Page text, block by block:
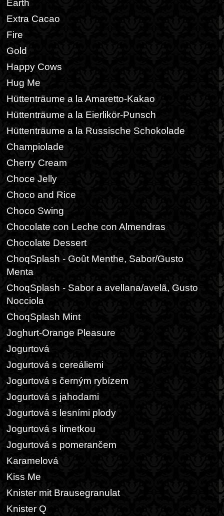
Earth
Extra Cacao
Fire
Gold
Happy Cows
Hug Me
Hüttenträume a la Amaretto-Kakao
Hüttenträume a la Eierlikör-Punsch
Hüttenträume a la Russische Schokolade
Champiolade
Cherry Cream
Choce Jelly
Choco and Rice
Choco Swing
Chocolate con Leche con Almendras
Chocolate Dessert
ChoqSplash - Goût Menthe, Sabor/Gusto
Menta
ChoqSplash - Sabor a avellana/avelã, Gusto
Nocciola
ChoqSplash Mint
Joghurt-Orange Pleasure
Jogurtová
Jogurtová s cereáliemi
Jogurtová s černým rybízem
Jogurtová s jahodami
Jogurtová s lesními plody
Jogurtová s limetkou
Jogurtová s pomerančem
Karamelová
Kiss Me
Knister mit Brausegranulat
Knister Q